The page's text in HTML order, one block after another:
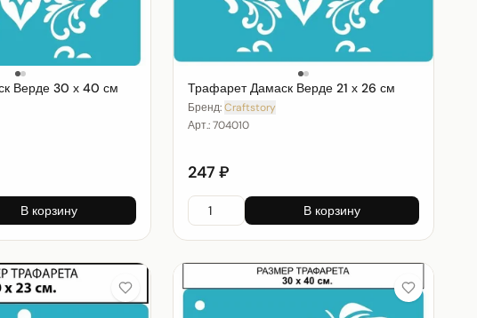
Верде 30 х 40 см
В корзину
Трафарет Дамаск Верде 21 х 26 см
Бренд:Craftstory
Арт.:704010
247 ₽
В корзину